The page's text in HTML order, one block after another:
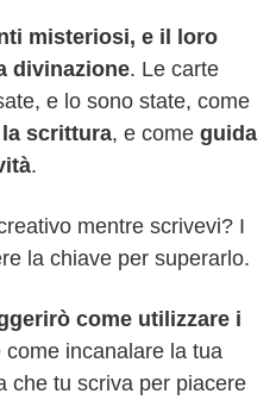
misteriosi, e il loro
divinazione. Le carte
e lo sono state, come
scrittura, e come guida
.
mentre scrivevi? I
la chiave per superarlo.
come utilizzare i
come incanalare la tua
che tu scriva per piacere